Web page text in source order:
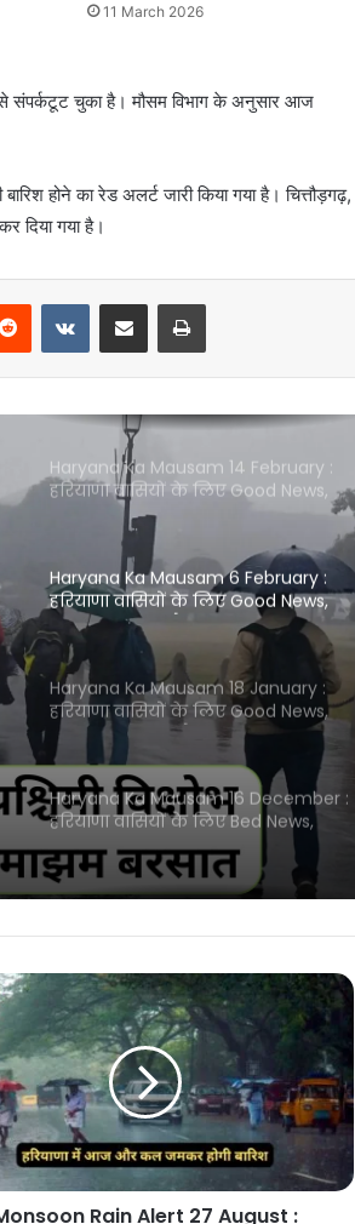
11 March 2026
संपर्कटूट चुका है। मौसम विभाग के अनुसार आज
होने का रेड अलर्ट जारी किया गया है। चित्तौड़गढ़,
दिया गया है।
31 October Ka Haryana Ka Mausam :
एक नया पश्चिमी विक्षोभ
अचानक आसमान में छाने लगे काले बादल
से होकर गुजरेगी, हरियाणा में झमाझम
बारिश होने की संभावना
Aaj Ka Mausam : हरियाणा और राजस्थान
में सक्रिय हुआ मॉनसून, हरियाणा और
होने की संभावना
Haryana Ka Mausam 14 February :
हरियाणा वासियों के लिए Good News,
आने वाले दिनों में हरियाणा में सक्रिय होगा
एक नया पश्चिमी विक्षोभ
Haryana Ka Mausam 6 February :
हरियाणा वासियों के लिए Good News,
हरियाणा में एक और पश्चिमी विक्षोभ सक्रिय
होने से होगी झमाझम बरसात
Haryana Ka Mausam 18 January :
हरियाणा वासियों के लिए Good News,
अगले 24 घंटों के दौरान हरियाणा में
झमाझम बारिश होने की संभावना
Haryana Ka Mausam 16 December :
हरियाणा वासियों के लिए Bed News,
हरियाणा में भयकर ठंड ने भरपाया अपना
कहर
Mausam : हरियाणा वासियों के लिए
दस्तक दी एक नए पश्चिमी विक्षोभ
Haryana Me Barish Kab Hogi :
हरियाणा वासियों के मन को खुश कर देने
वाली खबर, हरियाणा की बॉर्डर पर दस्तक
देने वाला है एक नया पश्चिमी विक्षोभ
31 October Ka Haryana Ka Mausam :
हरियाणा वासियों के लिए Good News,
हरियाणा की दहलीज पर दस्तक देने वाला है
एक नया पश्चिमी विक्षोभ
Rain Alert 27 August :